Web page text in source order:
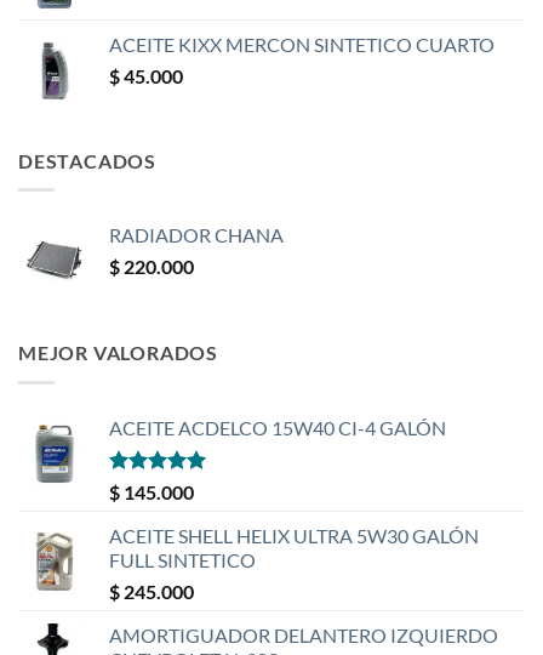
ACEITE KIXX MERCON SINTETICO CUARTO
$45.000
DESTACADOS
RADIADOR CHANA
$ 220.000
MEJOR VALORADOS
ACEITE ACDELCO 15W40 CI-4 GALÓN
Valorado
con
$ 145.000
ACEITE SHELL HELIX ULTRA 5W30 GALÓN
FULL SINTETICO
$ 245.000
AMORTIGUADOR DELANTERO IZQUIERDO